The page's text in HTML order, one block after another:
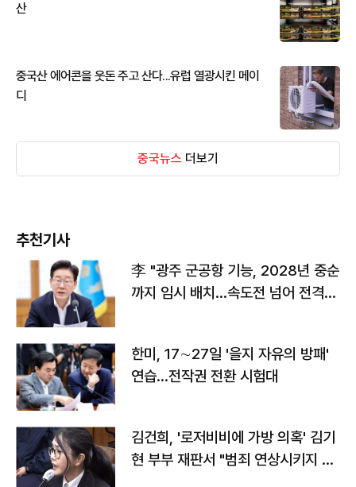
산
중국산 에어콘을 웃돈 주고 산다...유럽 열광시킨 메이
디
중국뉴스 더보기
추천기사
李 "광주 군공항 기능, 2028년 중순
까지 임시 배치…속도전 넘어 전격
한미, 17∼27일 '을지 자유의 방패'
연습…전작권 전환 시험대
김건희, '로저비비에 가방 의혹' 김기
현 부부 재판서 "범죄 연상시키지 말